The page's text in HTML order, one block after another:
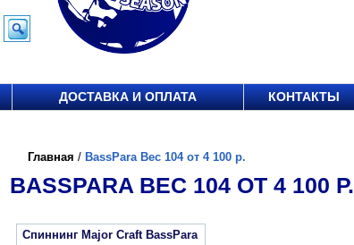
ДОСТАВКА И ОПЛАТА КОНТАКТЫ
Главная / BassPara Вес 104 от 4 100 р.
BASSPARA ВЕС 104 ОТ 4 100 Р.
Спиннинг Major Craft BassPara